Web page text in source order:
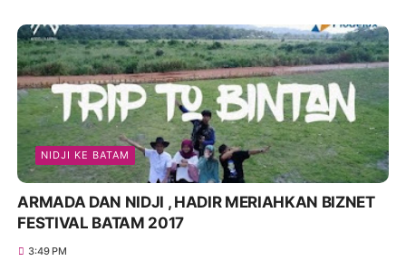
NIDJI KE BATAM
ARMADA DAN NIDJI , HADIR MERIAHKAN BIZNET
FESTIVAL BATAM 2017
3:49 PM